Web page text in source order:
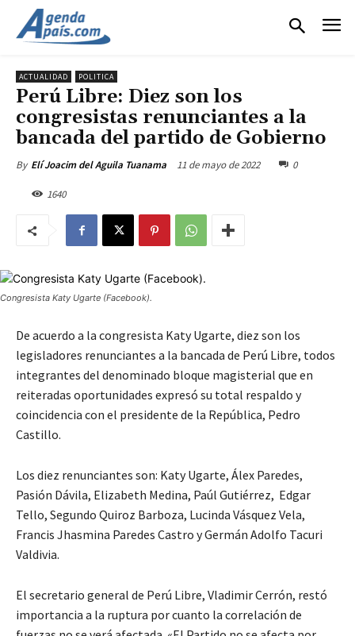
ACTUALIDAD POLITICA
Perú Libre: Diez son los
congresistas renunciantes a la
bancada del partido de Gobierno
By Elí Joacim del Aguila Tuanama 11 de mayo de 2022 0
1640
Congresista Katy Ugarte (Facebook).
De acuerdo a la congresista Katy Ugarte, diez son los
legisladores renunciantes a la bancada de Perú Libre, todos
integrantes del denominado bloque magisterial que en
reiteradas oportunidades expresó su total respaldo y
coincidencia con el presidente de la República, Pedro
Castillo.
Los diez renunciantes son: Katy Ugarte, Álex Paredes,
Pasión Dávila, Elizabeth Medina, Paúl Gutiérrez, Edgar
Tello, Segundo Quiroz Barboza, Lucinda Vásquez Vela,
Francis Jhasmina Paredes Castro y Germán Adolfo Tacuri
Valdivia.
El secretario general de Perú Libre, Vladimir Cerrón, restó
importancia a la ruptura por cuanto la correlación de